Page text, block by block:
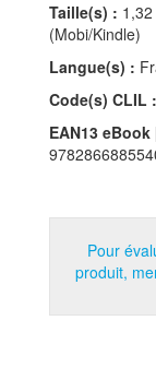
Taille(s) :
(Mobi/Kindle)
Langue(s) :
Code(s) CLIL :
EAN13
Pour
produit,